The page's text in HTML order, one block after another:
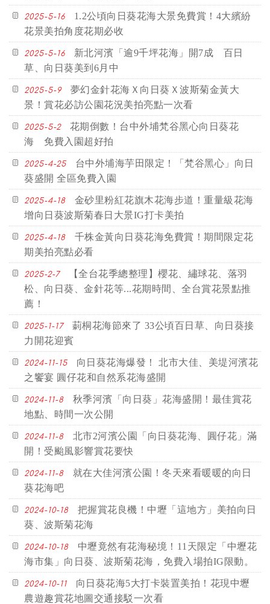
2025-5-16
1.2公頃向日葵花海大景免費賞！4大繽紛
花景美拍角度花期必收
2025-5-16
新北河濱「逾9千坪花海」開7成 百日
草、向日葵美到6月中
2025-5-9
夢幻金針花海Ｘ向日葵Ｘ波斯菊金黃大
景！賞花必訪公園花況美拍亮點一次看
2025-5-2
花期倒數！台中外埔梵谷黑心向日葵花
海 免費入園超好拍
2025-4-25
台中外埔海芋田限定！「梵谷黑心」向日
葵盛開 全區免費入園
2025-4-18
金砂里粉紅花旗木花海步道！重量級花海
增向日葵波斯菊春日大景IG打卡美拍
2025-4-18
千株金黃向日葵花海免費賞！期間限定花
期美拍亮點必看
2025-2-7
【全台花季總整理】櫻花、繡球花、落羽
松、向日葵、金針花等...花期時間、全台賞花景點推
薦！
2025-1-17
莿桐花海節來了 33公頃百日草、向日葵接
力開花迎賓
2024-11-15
向日葵花海爆發！ 北市大佳、美堤河濱花
之饗宴 圓仔花和自然系花海盛開
2024-11-8
秋季河濱「向日葵」花海盛開！最佳賞花
地點、時間一次公開
2024-11-8
北市2河濱公園「向日葵花海、圓仔花」滿
開！受颱風影響賞花要快
2024-11-8
就在大佳河濱公園！冬天來看暖暖的向日
葵花海吧
2024-10-18
把握賞花良機！中壢「這地方」美拍向日
葵、波斯菊花海
2024-10-18
中壢竟然有花海秘境！11天限定「中壢花
海市集」向日葵、波斯菊花海，免費入場拍IG限動。
2024-10-11
向日葵花海5大打卡裝置美拍！花現中壢
農遊趣賞花地圖交通接駁一次看